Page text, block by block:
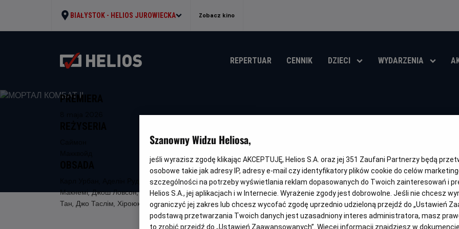
BIAŁYSTOK - HELIOS JUROWIECKA Zobacz kino
REPERTUAR CENNIK DZIECI WYDARZENIA
МОРТАЛ КОМБАТ
tytuł
wiek
trwania
OBSERWUJ
PREMIERA
Карл Урбан, Аделін Рудольф, Джессіка
Макнемі, Джош Ловсон, Луді Лінь, Льюїс
Тан, Джо Таслім, Хіроюкі Санада
DUBBING WERSJA JĘZYKOWA UA
Szanowny Widzu Heliosa,
jeśli wyrazisz zgodę klikając AKCEPTUJĘ, Helios S.A. oraz jej 351 Zaufani Partnerzy będą
osobowe takie jak adresy IP, adresy e-mail czy identyfikatory plików cookie do celów
szczególności na potrzeby wyświetlania reklam dopasowanych do Twoich zainteresowań i
Helios S.A., jej aplikacjach i w Internecie. Wyrażenie zgody jest dobrowolne. Jeśli nie chcesz
ograniczyć jej zakres lub chcesz wycofać zgodę uprzednio udzieloną przejdź do „Ustawień
podstawą przetwarzania Twoich danych jest uzasadniony interes administratora, masz
to zrobić przejdź do „Ustawień Zaawansowanych”. Więcej informacji znajdziesz w dokumencie